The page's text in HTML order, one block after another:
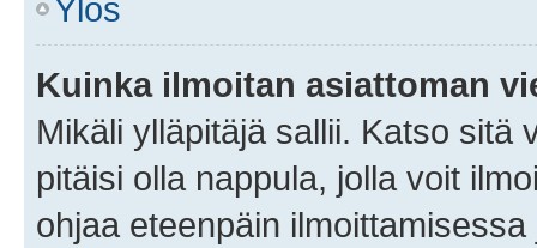
Ylös
Kuinka ilmoitan asiattoman
Mikäli ylläpitäjä sallii. Katso sitä
pitäisi olla nappula, jolla voit
ohjaa eteenpäin